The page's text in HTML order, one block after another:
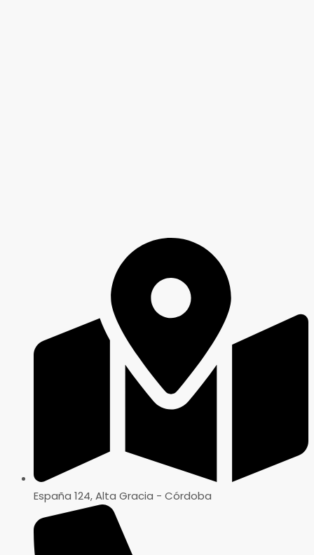
España 124, Alta Gracia - Córdoba